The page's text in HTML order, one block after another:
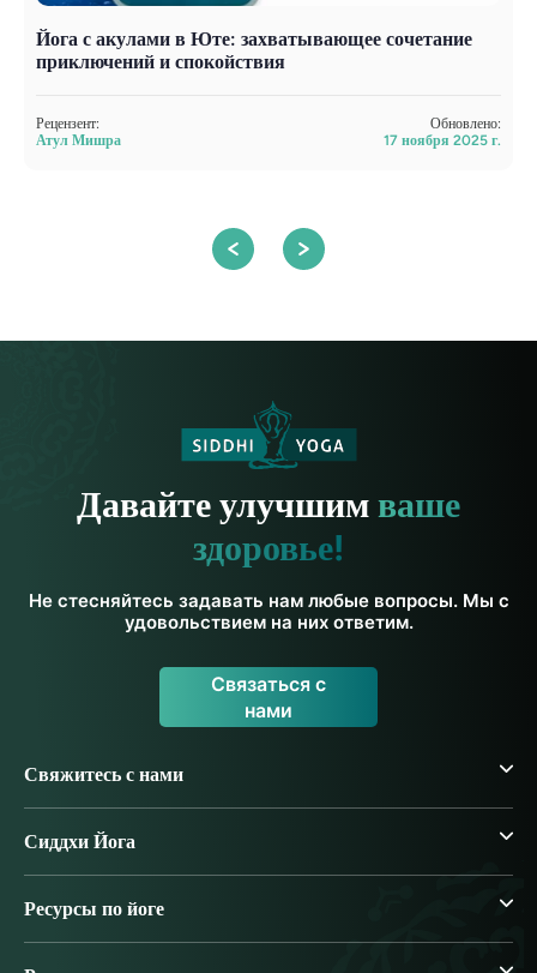
Йога с акулами в Юте: захватывающее сочетание
приключений и спокойствия
Рецензент:
Атул Мишра
Обновлено:
17 ноября 2025 г.
Давайте улучшимваше
здоровье!
Не стесняйтесь задавать нам любые вопросы. Мы с
удовольствием на них ответим.
Связаться с
нами
Свяжитесь с нами
Сиддхи Йога
Ресурсы по йоге